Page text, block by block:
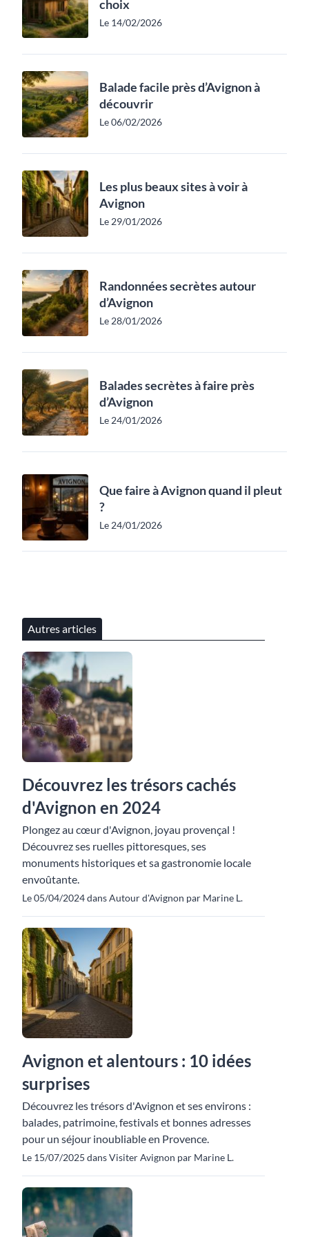
choix
Le 14/02/2026
Balade facile près d’Avignon à
découvrir
Le 06/02/2026
Les plus beaux sites à voir à
Avignon
Le 29/01/2026
Randonnées secrètes autour
d’Avignon
Le 28/01/2026
Balades secrètes à faire près
d’Avignon
Le 24/01/2026
Que faire à Avignon quand il pleut
?
Le 24/01/2026
Autres articles
Découvrez les trésors cachés
d'Avignon en 2024
Plongez au cœur d'Avignon, joyau provençal !
Découvrez ses ruelles pittoresques, ses
monuments historiques et sa gastronomie locale
envoûtante.
Le 05/04/2024 dans Autour d'Avignon par Marine L.
Avignon et alentours : 10 idées
surprises
Découvrez les trésors d'Avignon et ses environs :
balades, patrimoine, festivals et bonnes adresses
pour un séjour inoubliable en Provence.
Le 15/07/2025 dans Visiter Avignon par Marine L.